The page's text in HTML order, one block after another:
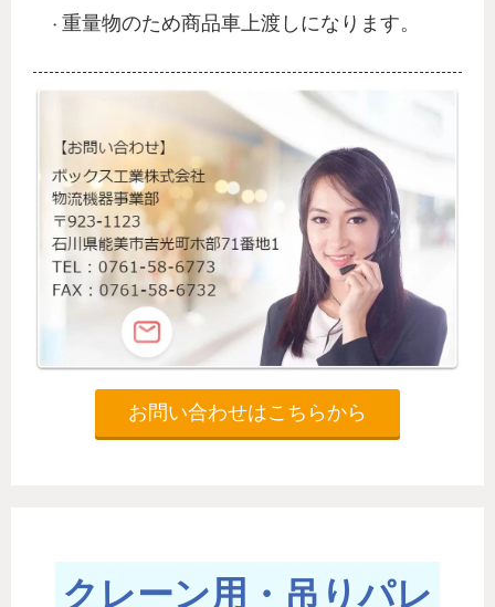
・ 重量物のため商品車上渡しになります。
お問い合わせはこちらから
クレーン用・吊りパレ